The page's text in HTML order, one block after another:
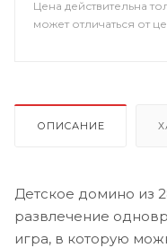
Цена действительна
может отличаться от
ОПИСАНИЕ
Детское домино из
развлечение
игра, в которую